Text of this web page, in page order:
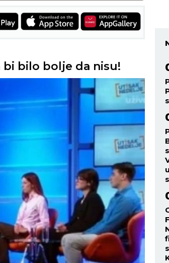
bi bilo bolje da nisu!